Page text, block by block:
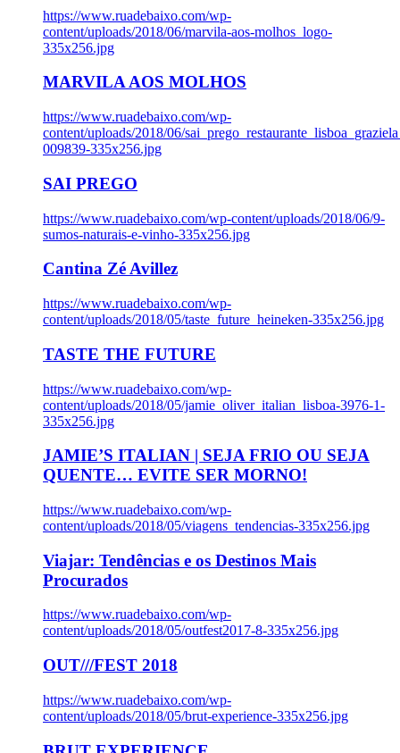
https://www.ruadebaixo.com/wp-
content/uploads/2018/06/marvila-aos-molhos_logo-
335x256.jpg
MARVILA AOS MOLHOS
https://www.ruadebaixo.com/wp-
content/uploads/2018/06/
009839-335x256.jpg
SAI PREGO
https://www.ruadebaixo.com/wp-content/uploads/2018/06/9-
sumos-naturais-e-vinho-335x256.jpg
Cantina Zé Avillez
https://www.ruadebaixo.com/wp-
content/uploads/2018/05/taste_future_heineken-335x256.jpg
TASTE THE FUTURE
https://www.ruadebaixo.com/wp-
content/uploads/2018/05/jamie_oliver_italian_lisboa-3976-1-
335x256.jpg
JAMIE’S ITALIAN | SEJA FRIO OU SEJA
QUENTE… EVITE SER MORNO!
https://www.ruadebaixo.com/wp-
content/uploads/2018/05/viagens_tendencias-335x256.jpg
Viajar: Tendências e os Destinos Mais
Procurados
https://www.ruadebaixo.com/wp-
content/uploads/2018/05/outfest2017-8-335x256.jpg
OUT///FEST 2018
https://www.ruadebaixo.com/wp-
content/uploads/2018/05/brut-experience-335x256.jpg